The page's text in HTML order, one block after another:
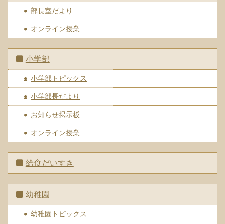
部長室だより
オンライン授業
小学部
小学部トピックス
小学部長だより
お知らせ掲示板
オンライン授業
給食だいすき
幼稚園
幼稚園トピックス